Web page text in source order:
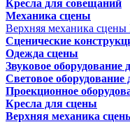
Кресла для совещаний
Механика сцены
Верхняя механика сцены
Сценические
Одежда сцены
Звуковое оборудование
Световое оборудование
Проекционное
Кресла для сцены
Верхняя механика